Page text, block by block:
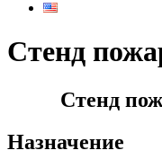
Стенд
Стенд
Назначение